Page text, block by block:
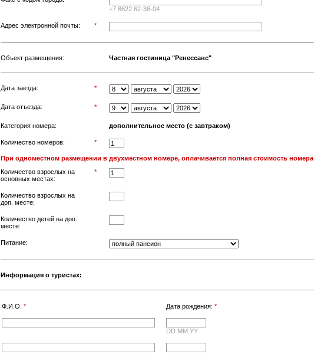
+7 8622 62-36-04
Адрес электронной почты: *
Объект размещения: Частная гостиница "Ренессанс"
Дата заезда: *
Дата отъезда: *
Категория номера: дополнительное место (с завтраком)
Количество номеров: *
При одноместном размещении в двухместном номере, оплачивается полная стоимость номера
Количество взрослых на
основных местах:
*
Количество взрослых на
доп. месте:
Количество детей на доп.
месте:
Питание:
Информация о туристах:
Ф.И.О. * Дата рождения: *
DD.MM.YY